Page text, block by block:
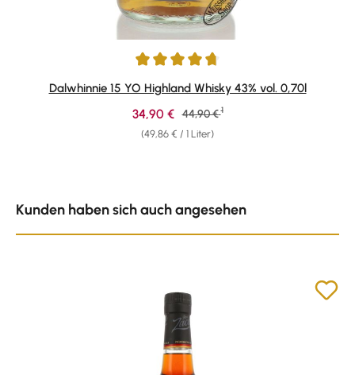
Durchschnittliche Bewertung von 4.82 von 5 Sternen
Dalwhinnie 15 YO Highland Whisky 43% vol. 0,70l
(49,86 € / 1 Liter)
Verkaufspreis:
34,90 € Regulärer Preis:
44,90 € 1
Kunden haben sich auch angesehen